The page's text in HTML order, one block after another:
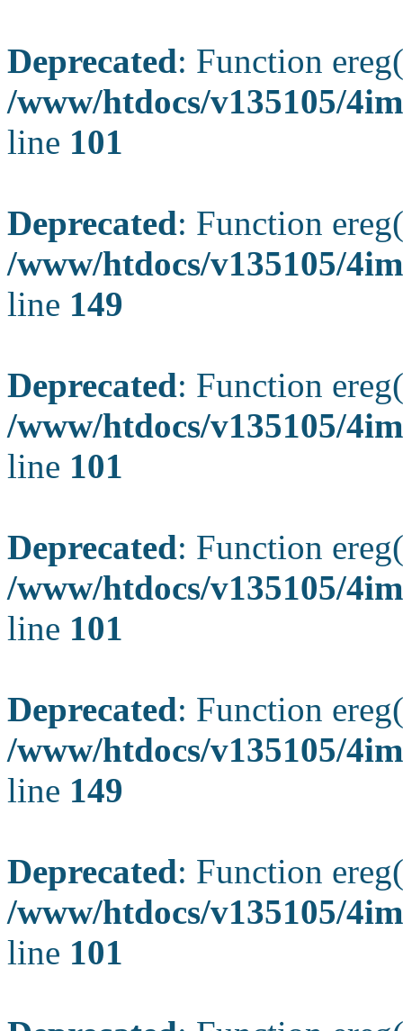
Deprecated: Function
/www/htdocs/v135105/
line 101
Deprecated: Function
/www/htdocs/v135105/
line 149
Deprecated: Function
/www/htdocs/v135105/
line 101
Deprecated: Function
/www/htdocs/v135105/
line 101
Deprecated: Function
/www/htdocs/v135105/
line 149
Deprecated: Function
/www/htdocs/v135105/
line 101